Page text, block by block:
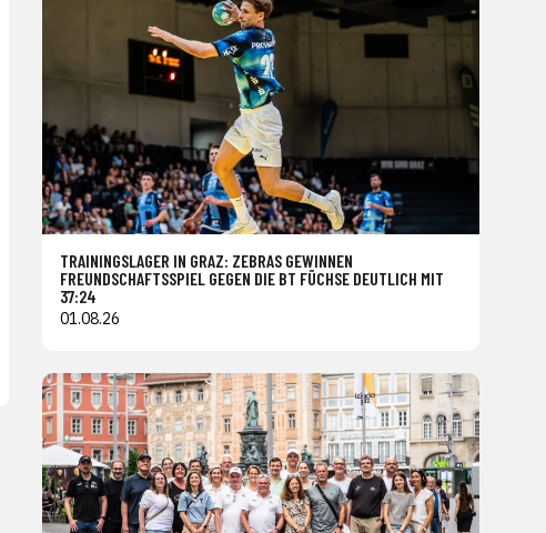
TRAININGSLAGER IN GRAZ: ZEBRAS GEWINNEN
FREUNDSCHAFTSSPIEL GEGEN DIE BT FÜCHSE DEUTLICH MIT
37:24
01.08.26